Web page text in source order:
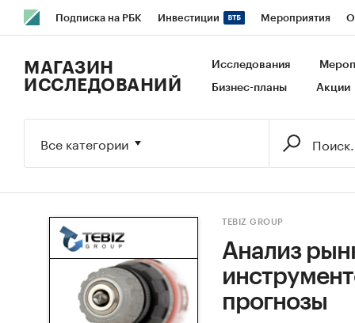
Подписка на РБК Инвестиции Мероприятия
Исследования Кредитные рейтинги Франшизы
МАГАЗИН
ИССЛЕДОВАНИЙ
Исследования
Бизнес-планы Акции
Все категории
TEBIZ GROUP
Анализ
прогнозы